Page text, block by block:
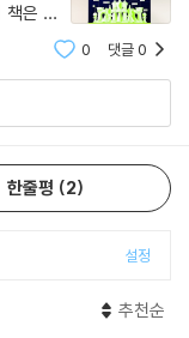
책은 AI
도하고
0 댓글0
한줄평 2
설정
추천순